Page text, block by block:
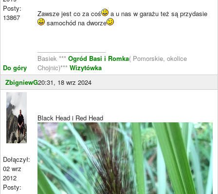
Posty:
13867
Do góry
Zawsze jest co za coś
a u nas w garażu też są przydasie
samochód na dworze
Basiek *** Ogród Basi i Romka( Pomorskie, okolice
Chojnic)*** Wizytówka
ZbigniewG20:31, 18 wrz 2024
Dołączył:
02 wrz
2012
Posty:
Black Head i Red Head